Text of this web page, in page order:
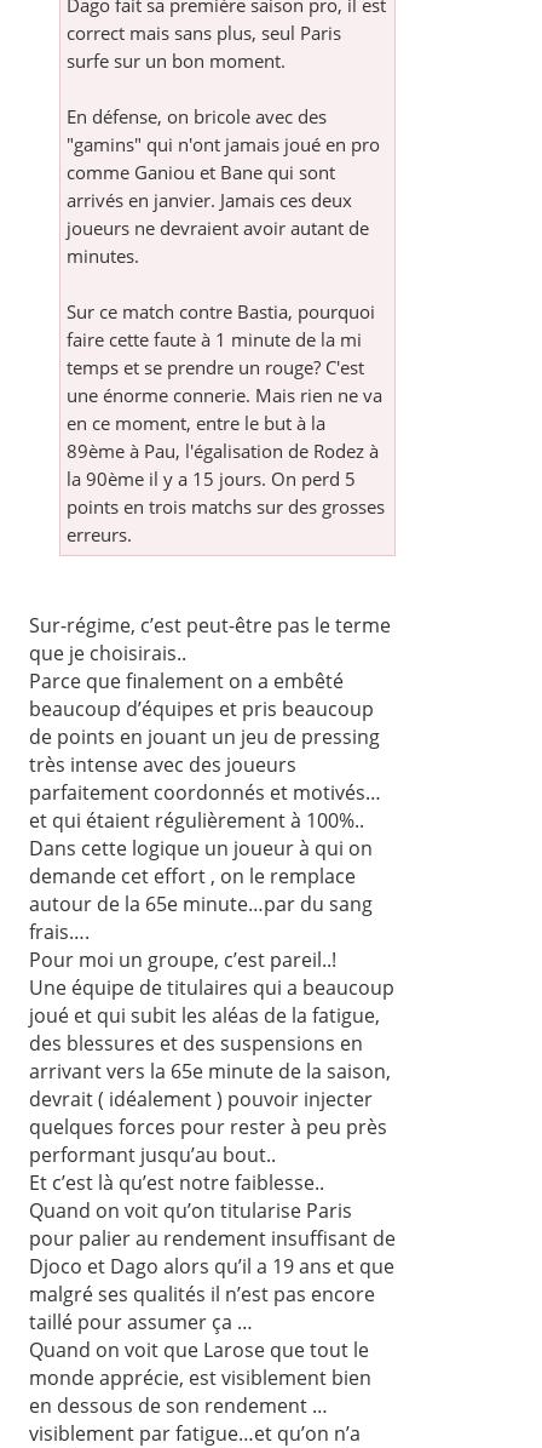
correct mais sans plus, seul Paris
surfe sur un bon moment.
En défense, on bricole avec des
"gamins" qui n'ont jamais joué en pro
comme Ganiou et Bane qui sont
arrivés en janvier. Jamais ces deux
joueurs ne devraient avoir autant de
minutes.
Sur ce match contre Bastia, pourquoi
faire cette faute à 1 minute de la mi
temps et se prendre un rouge? C'est
une énorme connerie. Mais rien ne va
en ce moment, entre le but à la
89ème à Pau, l'égalisation de Rodez à
la 90ème il y a 15 jours. On perd 5
points en trois matchs sur des grosses
erreurs.
Sur-régime, c’est peut-être pas le terme
que je choisirais..
Parce que finalement on a embêté
beaucoup d’équipes et pris beaucoup
de points en jouant un jeu de pressing
très intense avec des joueurs
parfaitement coordonnés et motivés…
et qui étaient régulièrement à 100%..
Dans cette logique un joueur à qui on
demande cet effort , on le remplace
autour de la 65e minute…par du sang
frais….
Pour moi un groupe, c’est pareil..!
Une équipe de titulaires qui a beaucoup
joué et qui subit les aléas de la fatigue,
des blessures et des suspensions en
arrivant vers la 65e minute de la saison,
devrait ( idéalement ) pouvoir injecter
quelques forces pour rester à peu près
performant jusqu’au bout..
Et c’est là qu’est notre faiblesse..
Quand on voit qu’on titularise Paris
pour palier au rendement insuffisant de
Djoco et Dago alors qu’il a 19 ans et que
malgré ses qualités il n’est pas encore
taillé pour assumer ça …
Quand on voit que Larose que tout le
monde apprécie, est visiblement bien
en dessous de son rendement …
visiblement par fatigue…et qu’on n’a